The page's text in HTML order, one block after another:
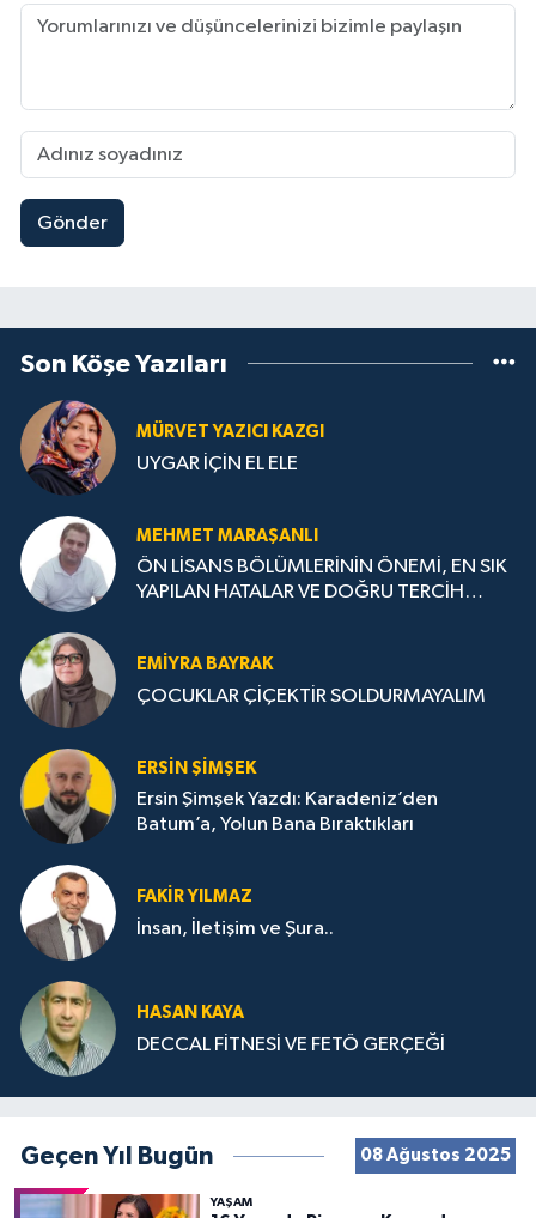
Gönder
Son Köşe Yazıları
MÜRVET YAZICI KAZGI
UYGAR İÇİN EL ELE
MEHMET MARAŞANLI
ÖN LİSANS BÖLÜMLERİNİN ÖNEMİ, EN SIK
YAPILAN HATALAR VE DOĞRU TERCİH
EMIYRA BAYRAK
ÇOCUKLAR ÇİÇEKTİR SOLDURMAYALIM
ERSIN ŞIMŞEK
Ersin Şimşek Yazdı: Karadeniz’den
Batum’a, Yolun Bana Bıraktıkları
FAKIR YILMAZ
İnsan, İletişim ve Şura..
HASAN KAYA
DECCAL FİTNESİ VE FETÖ GERÇEĞİ
Geçen Yıl Bugün 08 Ağustos 2025
YAŞAM